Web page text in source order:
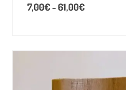
7,00€-61,00€